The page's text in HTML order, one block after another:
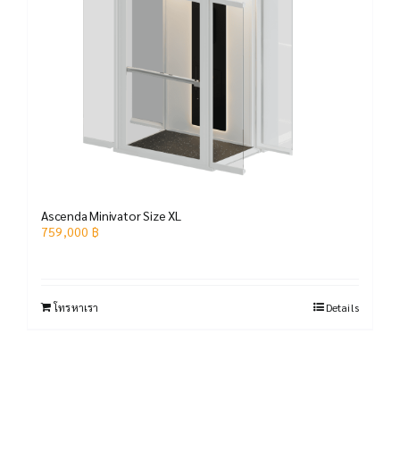
Ascenda Minivator Size XL
759,000 ฿
โทรหาเรา Details